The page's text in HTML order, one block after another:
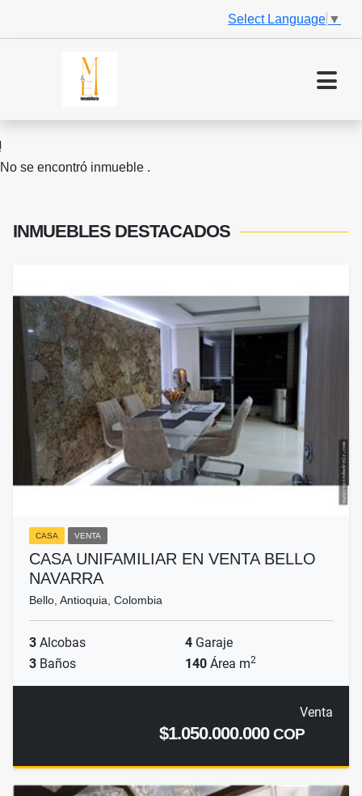
Select Language ▼
No se encontró inmueble .
INMUEBLES DESTACADOS
CASA VENTA
CASA UNIFAMILIAR EN VENTA BELLO
NAVARRA
Bello, Antioquia, Colombia
3 Alcobas 4 Garaje
3 Baños 140 Área m2
Venta
$1.050.000.000COP